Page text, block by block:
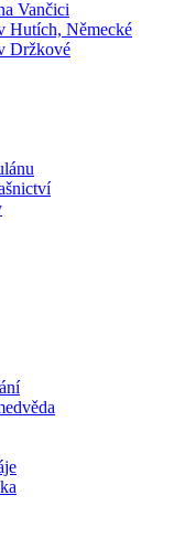
Vančici
Hutích, Německé
Držkové